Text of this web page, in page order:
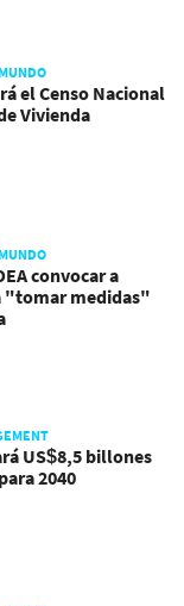
el Censo Nacional
Vivienda
convocar a
"tomar medidas"
US$8,5 billones
2040